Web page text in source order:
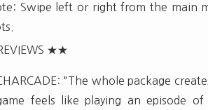
Swipe left or right from the main
★★
"The whole package
feels like playing an episode